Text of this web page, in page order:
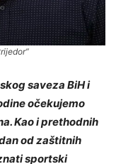
saveza BiH i
očekujemo
Kao i prethodnih
od zaštitnih
sportski